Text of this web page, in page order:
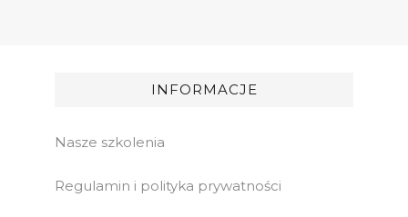
INFORMACJE
Nasze szkolenia
Regulamin i polityka prywatności